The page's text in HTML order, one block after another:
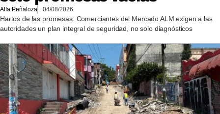
Alfa Peñaloza 04/08/2026
Hartos de las promesas: Comerciantes del Mercado ALM exigen a las
autoridades un plan integral de seguridad, no solo diagnósticos